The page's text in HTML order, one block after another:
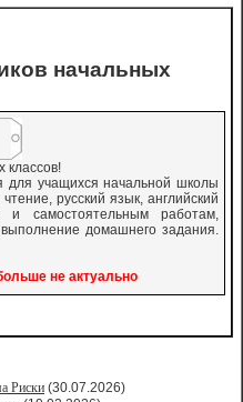
начальных
классов!
для учащихся начальной школы
русский язык, английский
и самостоятельным работам,
домашнего задания.
не актуально
Риски (30.07.2026)